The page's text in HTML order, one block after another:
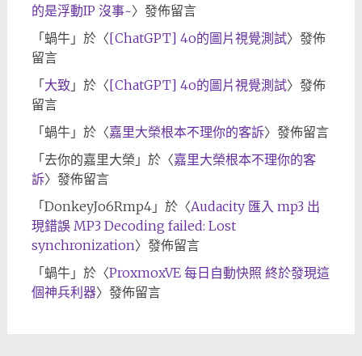
的是浮動IP 沒事~〉發佈留言
「蝸牛」於〈[ChatGPT] 4o的圖片視覺測試〉發佈
留言
「大致 」於〈[ChatGPT] 4o的圖片視覺測試〉發佈
留言
「蝸牛」於〈嘉里大榮根本不理你的客訴〉發佈留言
「去你的嘉里大榮 」於〈嘉里大榮根本不理你的客
訴〉發佈留言
「DonkeyJo6Rmp4」於〈Audacity 匯入 mp3 出
現錯誤 MP3 Decoding failed: Lost
synchronization〉發佈留言
「蝸牛」於〈ProxmoxVE 每日自動快照 終於發現這
個神兵利器〉發佈留言